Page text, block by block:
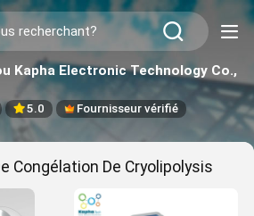
Kapha Electronic Technology Co.,
5.0 Fournisseur vérifié
Congélation De Cryolipolysis